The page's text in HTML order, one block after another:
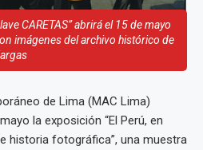
CARETAS” abrirá el 15 de mayo
imágenes del archivo histórico de
de Lima (MAC Lima)
la exposición “El Perú, en
historia fotográfica”, una muestra